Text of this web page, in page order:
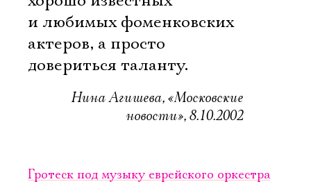
и любимых фоменковских
актеров, а просто
довериться таланту.
Нина Агишева, «Московские
новости», 8.10.2002
Гротеск под музыку еврейского оркестра